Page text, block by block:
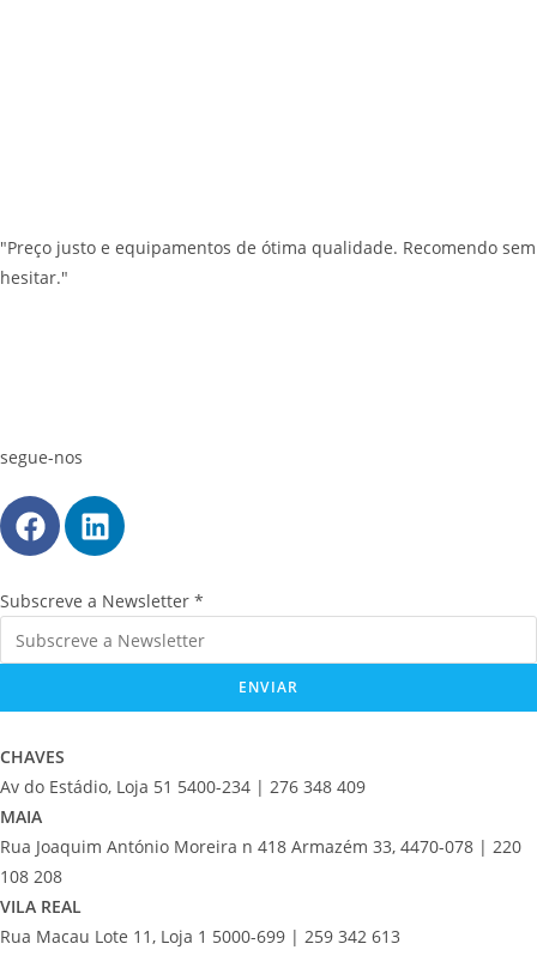
"Preço justo e equipamentos de ótima qualidade. Recomendo sem
hesitar."
segue-nos
N
w
e
t
t
e
r
a
S
Subscreve a Newsletter *
ENVIAR
CHAVES
Av do Estádio, Loja 51 5400-234 | 276 348 409
MAIA
Rua Joaquim António Moreira n 418 Armazém 33, 4470-078 | 220
108 208
VILA REAL
Rua Macau Lote 11, Loja 1 5000-699 | 259 342 613